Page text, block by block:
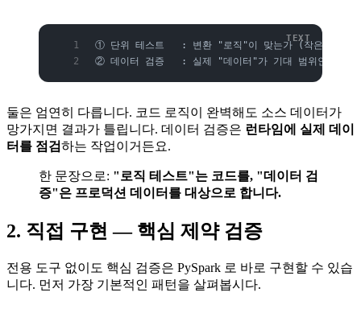
① 단위 테스트   : 변환 "로직"이 맞는가 (작은 합성
② 데이터 검증   : 실제 "데이터"가 기대 범위인가 (프
둘은 엄연히 다릅니다. 코드 로직이 완벽해도 소스 데이터가
망가지면 결과가 틀립니다. 데이터 검증은 런타임에 실제 데이
터를 점검하는 작업이거든요.
한 문장으로: "로직 테스트"는 코드를, "데이터 검
증"은 프로덕션 데이터를 대상으로 합니다.
2. 직접 구현 — 핵심 제약 검증
전용 도구 없이도 핵심 검증은 PySpark 로 바로 구현할 수 있습
니다. 먼저 가장 기본적인 패턴을 살펴봅시다.